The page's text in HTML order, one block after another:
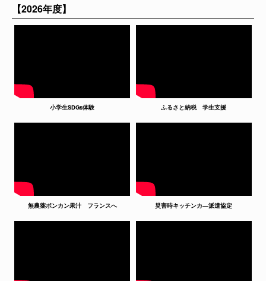
【2026年度】
小学生SDGs体験 ふるさと納税 学生支援
無農薬ポンカン果汁 フランスへ 災害時キッチンカ―派遣協定